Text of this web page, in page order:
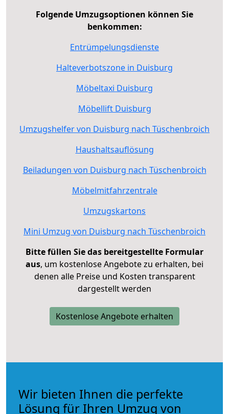
Folgende Umzugsoptionen können Sie
benkommen:
Entrümpelungsdienste
Halteverbotszone in Duisburg
Möbeltaxi Duisburg
Möbellift Duisburg
Umzugshelfer von Duisburg nach Tüschenbroich
Haushaltsauflösung
Beiladungen von Duisburg nach Tüschenbroich
Möbelmitfahrzentrale
Umzugskartons
Mini Umzug von Duisburg nach Tüschenbroich
Bitte füllen Sie das bereitgestellte Formular
aus, um kostenlose Angebote zu erhalten, bei
denen alle Preise und Kosten transparent
dargestellt werden
Kostenlose Angebote erhalten
Wir bieten Ihnen die perfekte
Lösung für Ihren Umzug von